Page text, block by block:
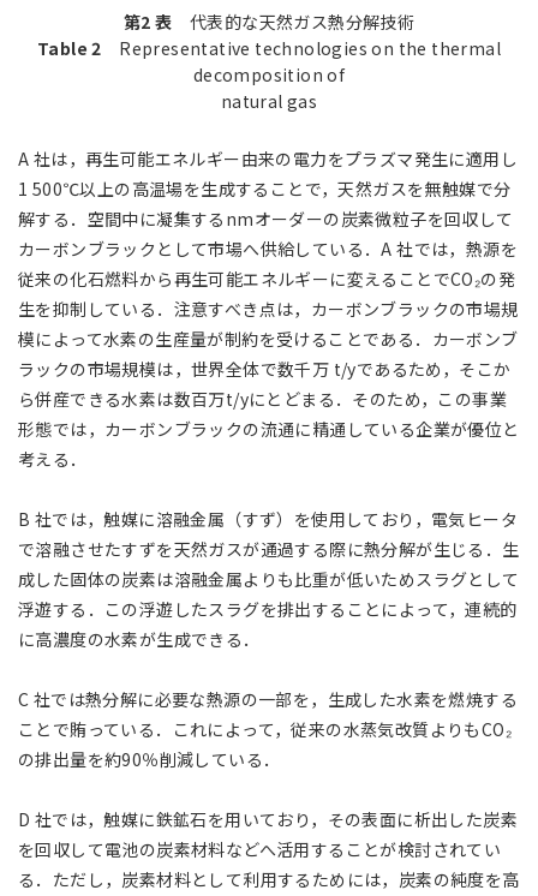
第2 表 代表的な天然ガス熱分解技術
Table 2 Representative technologies on the thermal
decomposition of
natural gas
A 社は，再生可能エネルギー由来の電力をプラズマ発生に適用し
1 500℃以上の高温場を生成することで，天然ガスを無触媒で分
解する．空間中に凝集するnmオーダーの炭素微粒子を回収して
カーボンブラックとして市場へ供給している．A 社では，熱源を
従来の化石燃料から再生可能エネルギーに変えることでCO₂の発
生を抑制している．注意すべき点は，カーボンブラックの市場規
模によって水素の生産量が制約を受けることである．カーボンブ
ラックの市場規模は，世界全体で数千万 t/yであるため，そこか
ら併産できる水素は数百万t/yにとどまる．そのため，この事業
形態では，カーボンブラックの流通に精通している企業が優位と
考える．
B 社では，触媒に溶融金属（すず）を使用しており，電気ヒータ
で溶融させたすずを天然ガスが通過する際に熱分解が生じる．生
成した固体の炭素は溶融金属よりも比重が低いためスラグとして
浮遊する．この浮遊したスラグを排出することによって，連続的
に高濃度の水素が生成できる．
C 社では熱分解に必要な熱源の一部を，生成した水素を燃焼する
ことで賄っている．これによって，従来の水蒸気改質よりもCO₂
の排出量を約90％削減している．
D 社では，触媒に鉄鉱石を用いており，その表面に析出した炭素
を回収して電池の炭素材料などへ活用することが検討されてい
る．ただし，炭素材料として利用するためには，炭素の純度を高